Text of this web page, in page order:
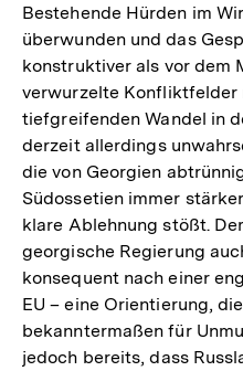
Bestehende Hürden im
überwunden und das
konstruktiver als vor dem
verwurzelte Konfliktfelder
tiefgreifenden Wandel in
derzeit allerdings
die von Georgien
Südossetien immer
klare Ablehnung stößt.
georgische Regierung
konsequent nach einer
EU – eine Orientierung,
bekanntermaßen für
jedoch bereits, dass